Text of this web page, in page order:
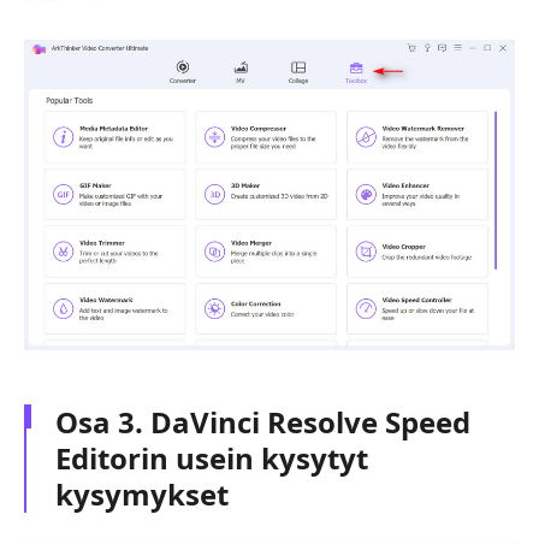
Osa 3. DaVinci Resolve Speed
Editorin usein kysytyt
kysymykset